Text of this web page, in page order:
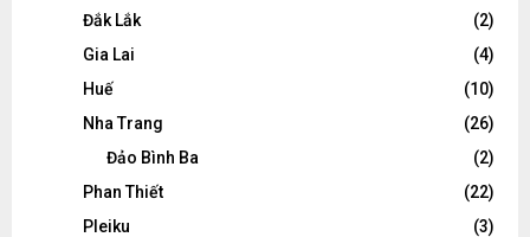
Đắk Lắk
(2)
Gia Lai
(4)
Huế
(10)
Nha Trang
(26)
Đảo Bình Ba
(2)
Phan Thiết
(22)
Pleiku
(3)